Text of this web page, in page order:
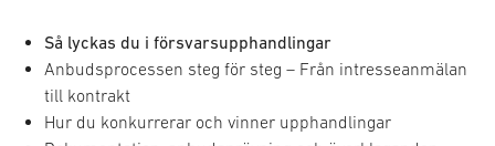
Så lyckas du i försvarsupphandlingar
Anbudsprocessen steg för steg – Från intresseanmälan
till kontrakt
Hur du konkurrerar och vinner upphandlingar